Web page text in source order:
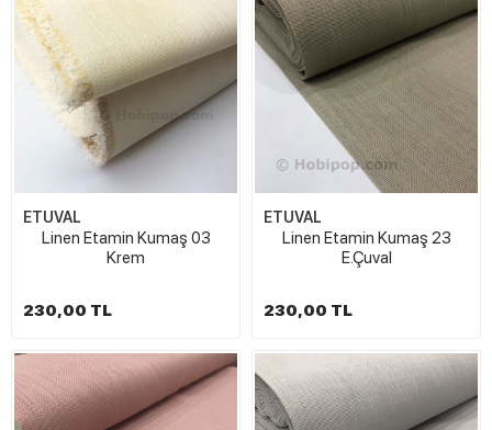
ETUVAL
Linen Etamin Kumaş 03
Krem
230,00 TL
ETUVAL
Linen Etamin Kumaş 23
E.Çuval
230,00 TL